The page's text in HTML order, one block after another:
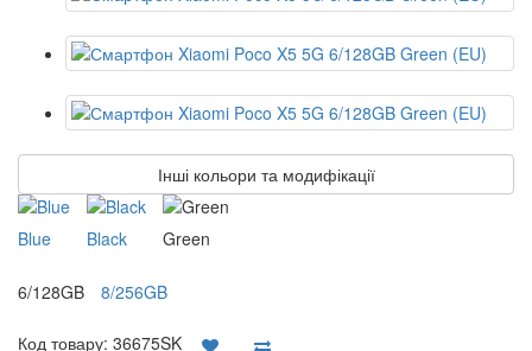
Інші кольори та модифікації
Blue Black Green
6/128GB 8/256GB
Код товару: 36675SK